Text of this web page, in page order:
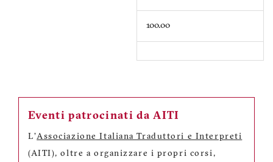
100.00
Eventi patrocinati da AITI
L'Associazione Italiana Traduttori e Interpreti
(AITI), oltre a organizzare i propri corsi,